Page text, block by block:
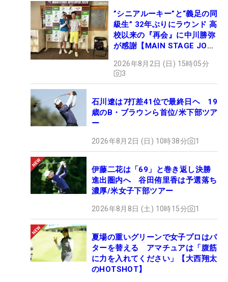
”シニアルーキー”と“義足の同
級生” 32年ぶりにラウンド 高
校以来の『再会』に中川勝弥
が感謝【MAIN STAGE JOYX
2026年8月2日 (日) 15時05分
3
石川遼は7打差41位で最終日ヘ 19
歳のB・ブラウンら首位/米下部ツア
ー
2026年8月2日 (日) 10時38分 1
伊藤二花は「69」と巻き返し決勝
進出圏内へ 谷田侑里香は予選落ち
濃厚/米女子下部ツアー
2026年8月8日 (土) 10時15分 1
夏場の重いグリーンで女子プロはパ
ターを替える アマチュアは「腹筋
に力を入れてください」【大西翔太
のHOTSHOT】